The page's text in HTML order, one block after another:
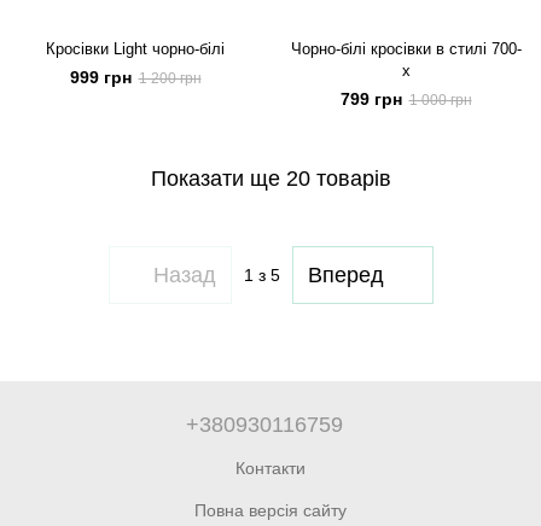
Кросівки Light чорно-білі
999 грн 1 200 грн
Чорно-білі кросівки в стилі 700-
х
799 грн 1 000 грн
Показати ще 20 товарів
Назад 1 з 5 Вперед
+380930116759
Контакти
Повна версія сайту